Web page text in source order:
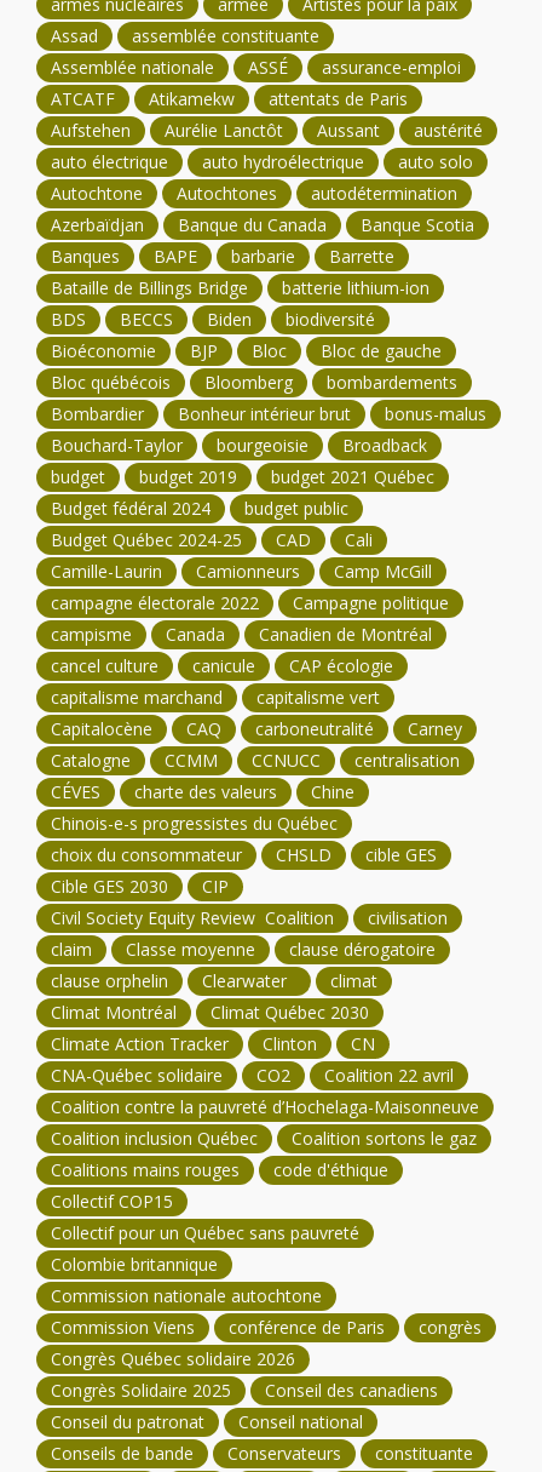
Assad
assemblée constituante
Assemblée nationale
ASSÉ
assurance-emploi
ATCATF
Atikamekw
attentats de Paris
Aufstehen
Aurélie Lanctôt Aussant
austérité
auto électrique
auto hydroélectrique
auto solo
Autochtone
Autochtones
autodétermination
Azerbaïdjan
Banque du Canada
Banque Scotia
Banques
BAPE barbarie
Barrette
Bataille de Billings Bridge
batterie lithium-ion
BDS
BECCS Biden
biodiversité
Bioéconomie
BJP Bloc
Bloc de gauche
Bloc québécois
Bloomberg
bombardements
Bombardier
Bonheur intérieur brut
bonus-malus
Bouchard-Taylor
bourgeoisie
Broadback
budget
budget 2019
budget 2021 Québec
Budget fédéral 2024
budget public
Budget Québec 2024-25
CAD
Cali
Camille-Laurin
Camionneurs
Camp McGill
campagne électorale 2022
Campagne politique
campisme
Canada
Canadien de Montréal
cancel culture
canicule
CAP écologie
capitalisme marchand
capitalisme vert
Capitalocène
CAQ carboneutralité
Carney
Catalogne
CCMM CCNUCC
centralisation
CÉVES
charte des valeurs
Chine
Chinois-e-s progressistes du Québec
choix du consommateur
CHSLD
cible GES
Cible GES 2030
CIP
Civil Society Equity Review Coalition
civilisation
claim
Classe moyenne
clause dérogatoire
clause orphelin
Clearwater
climat
Climat Montréal
Climat Québec 2030
Climate Action Tracker
Clinton
CN
CNA-Québec solidaire
CO2
Coalition 22 avril
Coalition contre la pauvreté d’Hochelaga-Maisonneuve
Coalition inclusion Québec
Coalition sortons le gaz
Coalitions mains rouges
code d'éthique
Collectif COP15
Collectif pour un Québec sans pauvreté
Colombie britannique
Commission nationale autochtone
Commission Viens
conférence de Paris
congrès
Congrès Québec solidaire 2026
Congrès Solidaire 2025
Conseil des canadiens
Conseil du patronat
Conseil national
Conseils de bande
Conservateurs
constituante